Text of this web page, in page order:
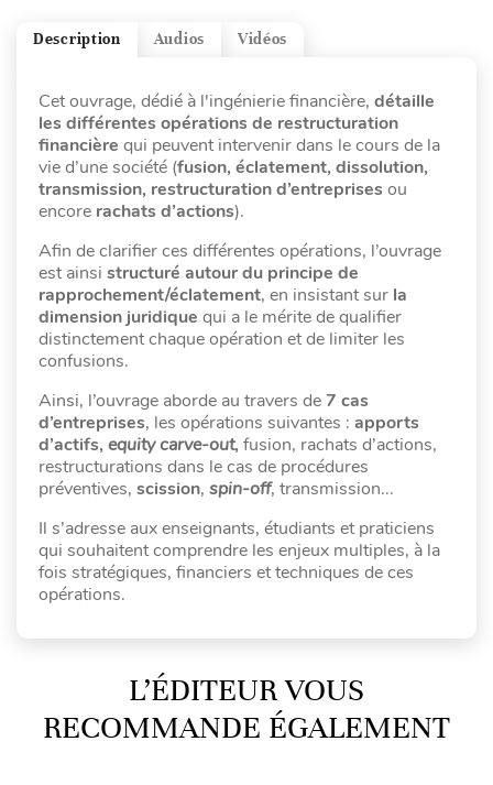
Vidéos
Audios
Description
Cet ouvrage, dédié à l'ingénierie financière, détaille
les différentes opérations de restructuration
financière qui peuvent intervenir dans le cours de la
vie d’une société (fusion, éclatement, dissolution,
transmission, restructuration d’entreprises ou
encore rachats d’actions).
Afin de clarifier ces différentes opérations, l’ouvrage
est ainsi structuré autour du principe de
rapprochement/éclatement, en insistant sur la
dimension juridique qui a le mérite de qualifier
distinctement chaque opération et de limiter les
confusions.
Ainsi, l’ouvrage aborde au travers de7 cas
d’entreprises, les opérations suivantes : apports
d’actifs, equity carve-out, fusion, rachats d’actions,
restructurations dans le cas de procédures
préventives, scission, spin-off, transmission...
Il s’adresse aux enseignants, étudiants et praticiens
qui souhaitent comprendre les enjeux multiples, à la
fois stratégiques, financiers et techniques de ces
opérations.
L’ÉDITEUR VOUS
RECOMMANDE ÉGALEMENT